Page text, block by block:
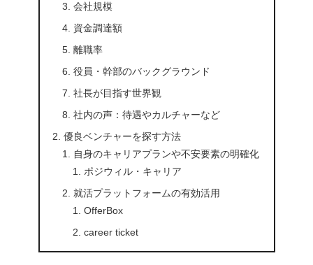
会社規模
資金調達額
離職率
役員・幹部のバックグラウンド
社長が目指す世界観
社内の声：待遇やカルチャーなど
優良ベンチャーを探す方法
自身のキャリアプランや不安要素の明確化
ポジウィル・キャリア
就活プラットフォームの有効活用
OfferBox
career ticket